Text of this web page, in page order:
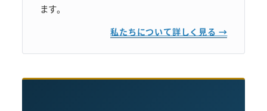
ます。
私たちについて詳しく見る →